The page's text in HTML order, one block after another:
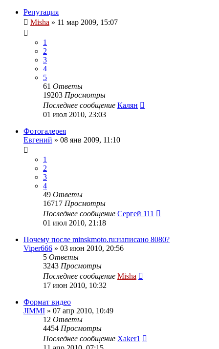
Репутация
Misha » 11 мар 2009, 15:07
1
2
3
4
5
61 Ответы
19203 Просмотры
Последнее сообщение Калян
01 июл 2010, 23:03
Фотогалерея
Евгений » 08 янв 2009, 11:10
1
2
3
4
49 Ответы
16717 Просмотры
Последнее сообщение Сергей 111
01 июл 2010, 21:18
Почему после minskmoto.ru:написано 8080?
Viper666 » 03 июн 2010, 20:56
5 Ответы
3243 Просмотры
Последнее сообщение Misha
17 июн 2010, 10:32
Формат видео
JIMMI » 07 апр 2010, 10:49
12 Ответы
4454 Просмотры
Последнее сообщение Xaker1